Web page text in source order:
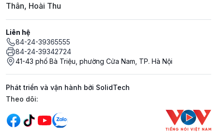
Thân, Hoài Thu
Liên hệ
84-24-39365555
84-24-39342724
41-43 phố Bà Triệu, phường Cửa Nam, TP. Hà Nội
Phát triển và vận hành bởi SolidTech
Mạng xã hội
Theo dõi: